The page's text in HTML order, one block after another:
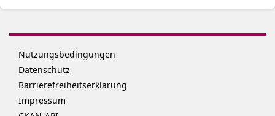
Nutzungsbedingungen
Datenschutz
Barrierefreiheitserklärung
Impressum